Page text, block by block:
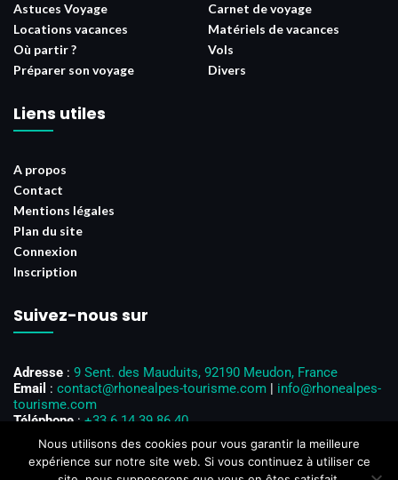
Astuces Voyage
Carnet de voyage
Locations vacances
Matériels de vacances
Où partir ?
Vols
Préparer son voyage
Divers
Liens utiles
A propos
Contact
Mentions légales
Plan du site
Connexion
Inscription
Suivez-nous sur
Adresse : 9 Sent. des Mauduits, 92190 Meudon, France
Email : contact@rhonealpes-tourisme.com | info@rhonealpes-
tourisme.com
Téléphone : +33 6 14 39 86 40
Horaires d’ouverture
: Du lundi au vendredi, de 8h00 à 18h00
Nous utilisons des cookies pour vous garantir la meilleure
expérience sur notre site web. Si vous continuez à utiliser ce